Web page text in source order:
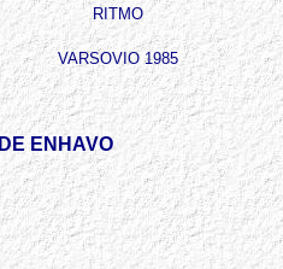
RITMO
VARSOVIO 1985
ENHAVO